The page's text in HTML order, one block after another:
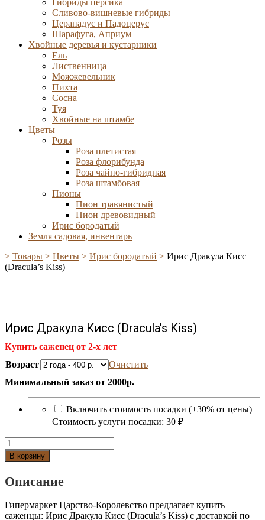
Гибриды персика
Сливово-вишневые гибриды
Церападус и Падоцерус
Шарафуга, Априум
Хвойные деревья и кустарники
Ель
Лиственница
Можжевельник
Пихта
Сосна
Туя
Хвойные на штамбе
Цветы
Розы
Роза плетистая
Роза флорибунда
Роза чайно-гибридная
Роза штамбовая
Пионы
Пион травянистый
Пион древовидный
Ирис бородатый
Земля садовая, инвентарь
> Товары > Цветы > Ирис бородатый > Ирис Дракула Кисс
(Dracula’s Kiss)
Ирис Дракула Кисс (Dracula’s Kiss)
Купить саженец от 2-х лет
Возраст
Очистить
Минимальный заказ от 2000р.
Включить стоимость посадки (+30% от цены)
Стоимость услуги посадки: 30 ₽
Количество
Ирис
Дракула
(Dracula's
В корзину
Описание
Гипермаркет Царство-Королевство предлагает купить
саженцы: Ирис Дракула Кисс (Dracula’s Kiss) с доставкой по